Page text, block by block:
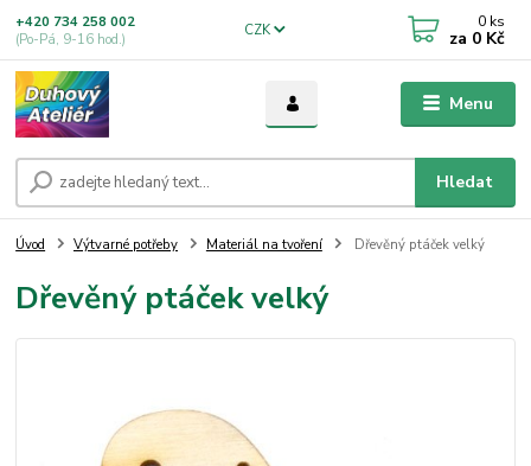
Menu
CZK
Hledat
+420 734 258 002
(Po-Pá, 9-16 hod.)
0 ks
za 0 Kč
Úvod Výtvarné potřeby Materiál na tvoření Dřevěný ptáček velký
Dřevěný ptáček velký